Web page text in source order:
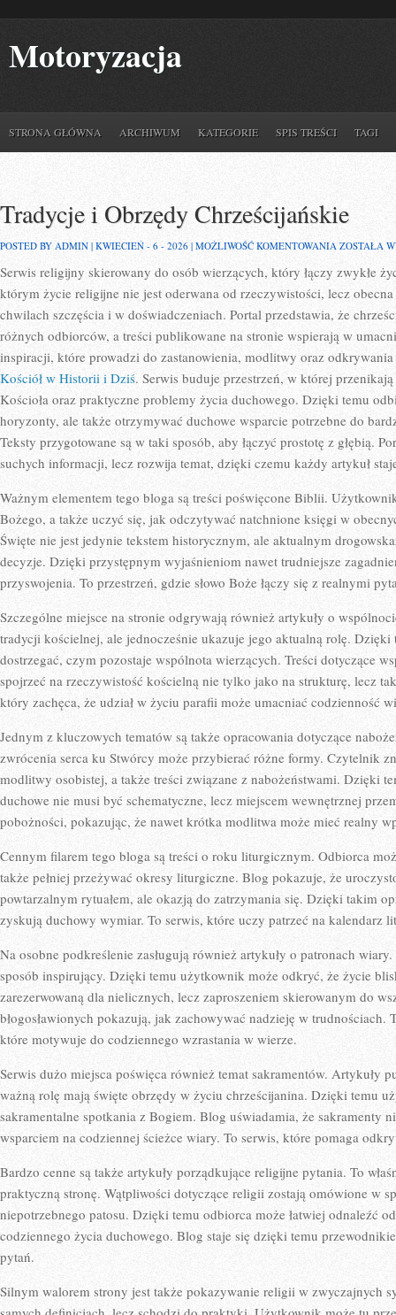
Motoryzacja
STRONA GŁÓWNA ARCHIWUM KATEGORIE SPIS TREŚCI TAGI
Tradycje i Obrzędy Chrześcijańskie
POSTED BY ADMIN | KWIECIEŃ - 6 - 2026 | MOŻLIWOŚĆ KOMENTOWANIA TRADYCJE
OBRZĘDY
ZOSTAŁA
Serwis religijny skierowany do osób wierzących, który łączy zwykłe
którym życie religijne nie jest oderwana od rzeczywistości, lecz
chwilach szczęścia i w doświadczeniach. Portal przedstawia, że
różnych odbiorców, a treści publikowane na stronie wspierają w
inspiracji, które prowadzi do zastanowienia, modlitwy oraz odkrywania
Kościół w Historii i Dziś. Serwis buduje przestrzeń, w której
Kościoła oraz praktyczne problemy życia duchowego. Dzięki temu
horyzonty, ale także otrzymywać duchowe wsparcie potrzebne do
Teksty przygotowane są w taki sposób, aby łączyć prostotę z głębią.
suchych informacji, lecz rozwija temat, dzięki czemu każdy artykuł
Ważnym elementem tego bloga są treści poświęcone Biblii.
Bożego, a także uczyć się, jak odczytywać natchnione księgi w
Święte nie jest jedynie tekstem historycznym, ale aktualnym
decyzje. Dzięki przystępnym wyjaśnieniom nawet trudniejsze
przyswojenia. To przestrzeń, gdzie słowo Boże łączy się z realnymi
Szczególne miejsce na stronie odgrywają również artykuły o
tradycji kościelnej, ale jednocześnie ukazuje jego aktualną rolę. Dzięki
dostrzegać, czym pozostaje wspólnota wierzących. Treści dotyczące
spojrzeć na rzeczywistość kościelną nie tylko jako na strukturę, lecz
który zachęca, że udział w życiu parafii może umacniać codzienność
Jednym z kluczowych tematów są także opracowania dotyczące
zwrócenia serca ku Stwórcy może przybierać różne formy. Czytelnik
modlitwy osobistej, a także treści związane z nabożeństwami. Dzięki
duchowe nie musi być schematyczne, lecz miejscem wewnętrznej
pobożności, pokazując, że nawet krótka modlitwa może mieć realny
Cennym filarem tego bloga są treści o roku liturgicznym. Odbiorca
także pełniej przeżywać okresy liturgiczne. Blog pokazuje, że
powtarzalnym rytuałem, ale okazją do zatrzymania się. Dzięki takim
zyskują duchowy wymiar. To serwis, które uczy patrzeć na kalendarz
Na osobne podkreślenie zasługują również artykuły o patronach
sposób inspirujący. Dzięki temu użytkownik może odkryć, że życie
zarezerwowaną dla nielicznych, lecz zaproszeniem skierowanym do
błogosławionych pokazują, jak zachowywać nadzieję w trudnościach.
które motywuje do codziennego wzrastania w wierze.
Serwis dużo miejsca poświęca również temat sakramentów. Artykuły
ważną rolę mają święte obrzędy w życiu chrześcijanina. Dzięki temu
sakramentalne spotkania z Bogiem. Blog uświadamia, że sakramenty
wsparciem na codziennej ścieżce wiary. To serwis, które pomaga
Bardzo cenne są także artykuły porządkujące religijne pytania. To
praktyczną stronę. Wątpliwości dotyczące religii zostają omówione w
niepotrzebnego patosu. Dzięki temu odbiorca może łatwiej odnaleźć
codziennego życia duchowego. Blog staje się dzięki temu
pytań.
Silnym walorem strony jest także pokazywanie religii w zwyczajnych